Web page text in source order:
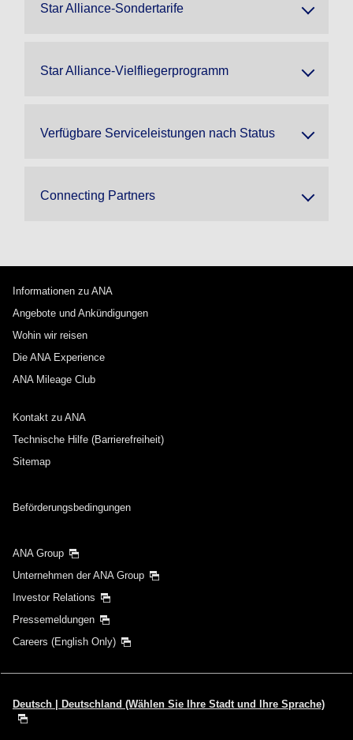
Star Alliance-Sondertarife
Star Alliance-Vielfliegerprogramm
Verfügbare Serviceleistungen nach Status
Connecting Partners
Informationen zu ANA
Angebote und Ankündigungen
Wohin wir reisen
Die ANA Experience
ANA Mileage Club
Kontakt zu ANA
Technische Hilfe (Barrierefreiheit)
Sitemap
Beförderungsbedingungen
ANA Group
Unternehmen der ANA Group
Investor Relations
Pressemeldungen
Careers (English Only)
Deutsch | Deutschland (Wählen Sie Ihre Stadt und Ihre Sprache)